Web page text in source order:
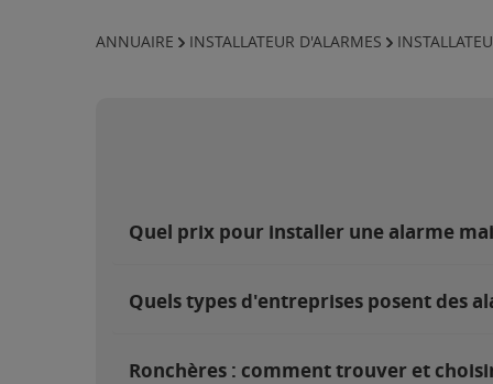
ANNUAIRE INSTALLATEUR D'ALARMES
Quel prix pour installer une alarme
Quels types d'entreprises posent des
Ronchères : comment trouver et